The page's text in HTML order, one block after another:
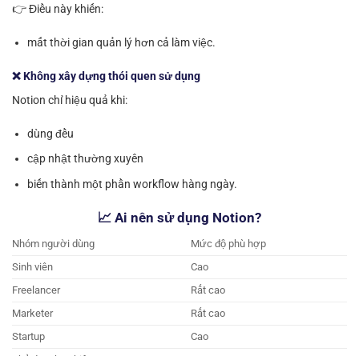
👉 Điều này khiến:
mất thời gian quản lý hơn cả làm việc.
❌ Không xây dựng thói quen sử dụng
Notion chỉ hiệu quả khi:
dùng đều
cập nhật thường xuyên
biến thành một phần workflow hàng ngày.
📈 Ai nên sử dụng Notion?
Nhóm người dùng
Mức độ phù hợp
Sinh viên
Cao
Freelancer
Rất cao
Marketer
Rất cao
Startup
Cao